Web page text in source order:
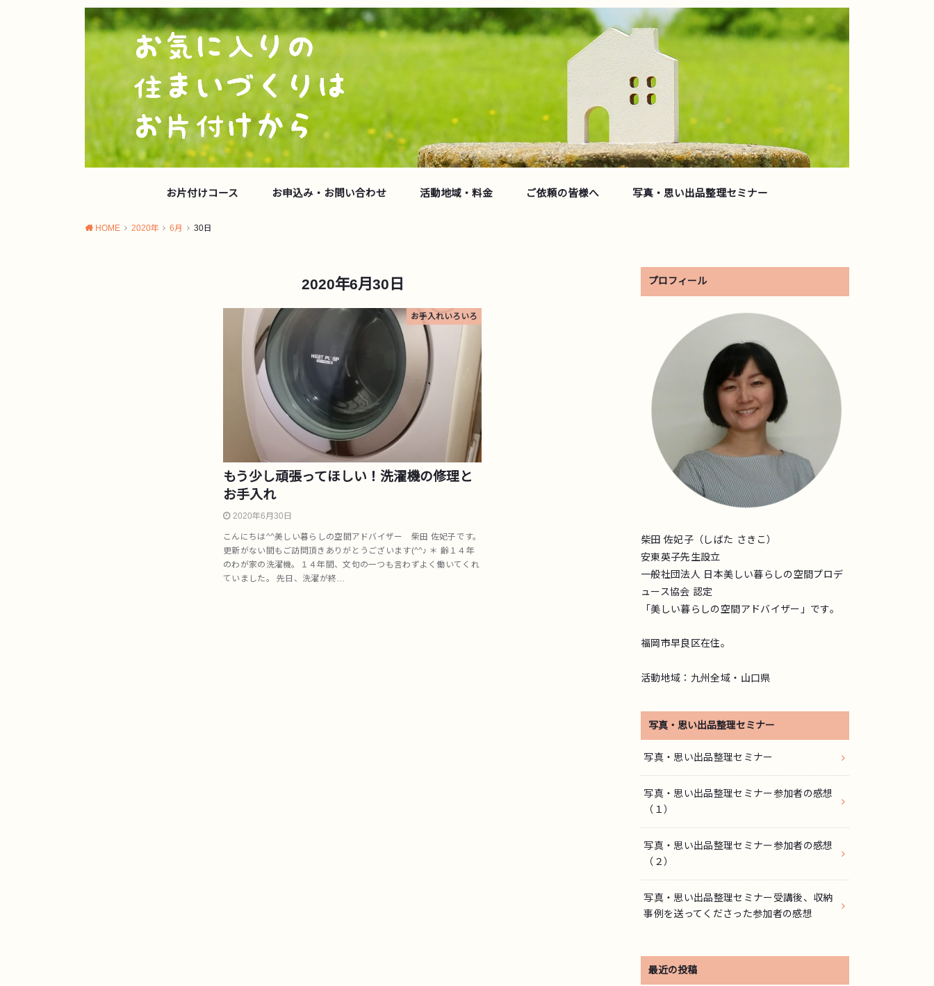
お片付けコース お申込み・お問い合わせ 活動地域・料金 ご依頼の皆様へ 写真・思い出品整理セミナー
HOME 2020年 6月 30日
2020年6月30日
お手入れいろいろ
もう少し頑張ってほしい！洗濯機の修理と
お手入れ
2020年6月30日
こんにちは^^美しい暮らしの空間アドバイザー 柴田 佐妃子です。
更新がない間もご訪問頂きありがとうございます(^^♪ ＊ 齢１４年
のわが家の洗濯機。１４年間、文句の一つも言わずよく働いてくれ
ていました。 先日、洗濯が終…
プロフィール
柴田 佐妃子（しばた さきこ）
安東英子先生設立
一般社団法人 日本美しい暮らしの空間プロデ
ュース協会 認定
「美しい暮らしの空間アドバイザー」です。
福岡市早良区在住。
活動地域：九州全域・山口県
写真・思い出品整理セミナー
写真・思い出品整理セミナー
写真・思い出品整理セミナー参加者の感想
（１）
写真・思い出品整理セミナー参加者の感想
（２）
写真・思い出品整理セミナー受講後、収納
事例を送ってくださった参加者の感想
最近の投稿